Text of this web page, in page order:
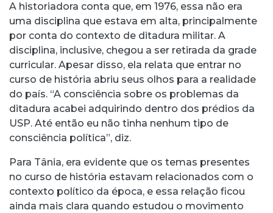
A historiadora conta que, em 1976, essa não era
uma disciplina que estava em alta, principalmente
por conta do contexto de ditadura militar. A
disciplina, inclusive, chegou a ser retirada da grade
curricular. Apesar disso, ela relata que entrar no
curso de história abriu seus olhos para a realidade
do país. “A consciência sobre os problemas da
ditadura acabei adquirindo dentro dos prédios da
USP. Até então eu não tinha nenhum tipo de
consciência política”, diz.
Para Tânia, era evidente que os temas presentes
no curso de história estavam relacionados com o
contexto político da época, e essa relação ficou
ainda mais clara quando estudou o movimento